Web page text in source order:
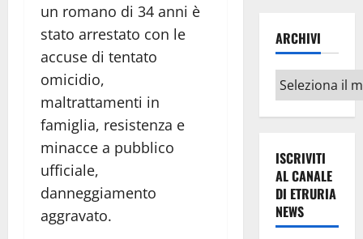
un romano di 34 anni è
stato arrestato con le
accuse di tentato
omicidio,
maltrattamenti in
famiglia, resistenza e
minacce a pubblico
ufficiale,
danneggiamento
aggravato.
ARCHIVI
Archivi
ISCRIVITI
AL CANALE
DI ETRURIA
NEWS